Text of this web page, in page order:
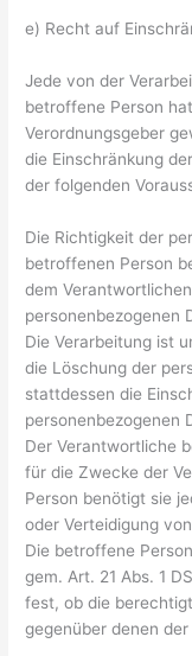
e) Recht auf
Jede von der
betroffene Person
Verordnungsgeber
die Einschränkung
der folgenden
Die Richtigkeit der
betroffenen Person
dem
personenbezogenen
Die Verarbeitung ist
die Löschung der
stattdessen die
personenbezogenen
Der Verantwortliche
für die Zwecke der
Person benötigt sie
oder Verteidigung
Die betroffene
gem. Art. 21 Abs. 1
fest, ob die
gegenüber denen